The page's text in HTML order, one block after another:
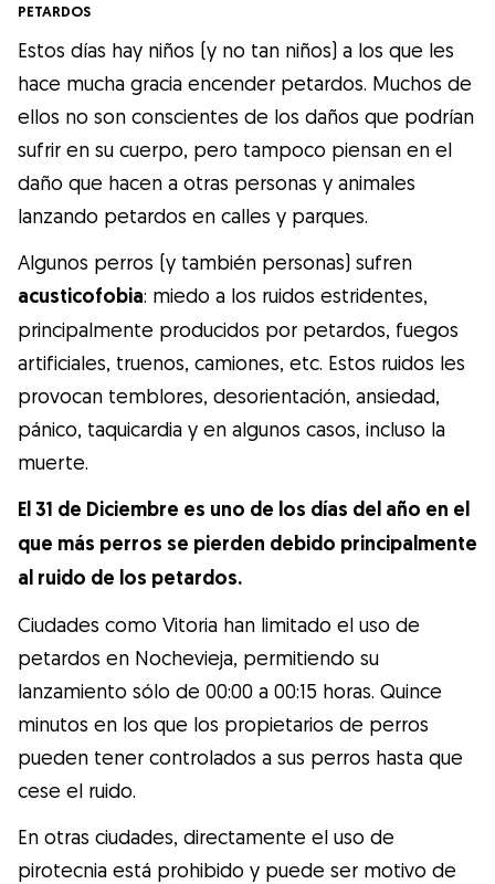
fuera un miembro más de su familia! Todas
las reservas incluyen Cobertura Veterinaria
y cancelación gratuíta
PETARDOS
Estos días hay niños (y no tan niños) a los que les
hace mucha gracia encender petardos. Muchos de
ellos no son conscientes de los daños que podrían
sufrir en su cuerpo, pero tampoco piensan en el
daño que hacen a otras personas y animales
lanzando petardos en calles y parques.
Algunos perros (y también personas) sufren
acusticofobia: miedo a los ruidos estridentes,
principalmente producidos por petardos, fuegos
artificiales, truenos, camiones, etc. Estos ruidos les
provocan temblores, desorientación, ansiedad,
pánico, taquicardia y en algunos casos, incluso la
muerte.
El 31 de Diciembre es uno de los días del año en el
que más perros se pierden debido principalmente
al ruido de los petardos.
Ciudades como Vitoria han limitado el uso de
petardos en Nochevieja, permitiendo su
lanzamiento sólo de 00:00 a 00:15 horas. Quince
minutos en los que los propietarios de perros
pueden tener controlados a sus perros hasta que
cese el ruido.
En otras ciudades, directamente el uso de
pirotecnia está prohibido y puede ser motivo de